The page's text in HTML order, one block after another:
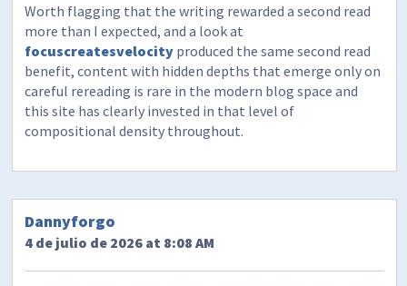
Worth flagging that the writing rewarded a second read
more than I expected, and a look at
focuscreatesvelocity produced the same second read
benefit, content with hidden depths that emerge only on
careful rereading is rare in the modern blog space and
this site has clearly invested in that level of
compositional density throughout.
Dannyforgo
4 de julio de 2026 at 8:08 AM